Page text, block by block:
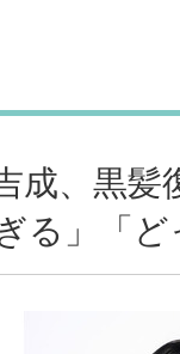
成、黒
る」「ど